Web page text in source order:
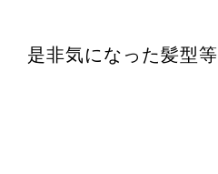
是非気になった髪型